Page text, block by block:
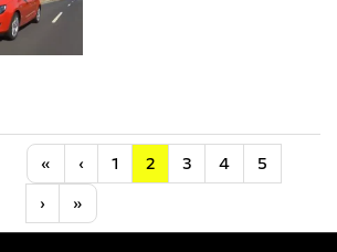
« Anfang
‹ Vorherige
1 2 3 4
5
›Nächste
»